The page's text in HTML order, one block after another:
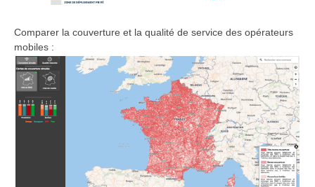
Comparer la couverture et la qualité de service des opérateurs
mobiles :